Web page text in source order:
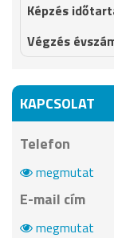
KAPCSOLAT
Telefon
megmutat
E-mail cím
megmutat